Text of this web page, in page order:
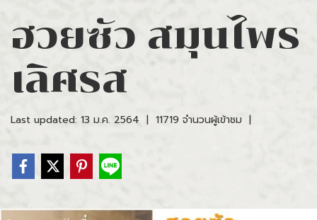
ฮวยซัว สมุนไพร
เลิศรส
Last updated: 13 ม.ค. 2564 | 11719 จำนวนผู้เข้าชม |